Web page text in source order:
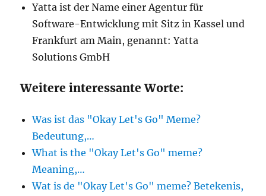
Yatta ist der Name einer Agentur für
Software-Entwicklung mit Sitz in Kassel und
Frankfurt am Main, genannt: Yatta
Solutions GmbH
Weitere interessante Worte:
Was ist das "Okay Let's Go" Meme?
Bedeutung,…
What is the "Okay Let's Go" meme?
Meaning,…
Wat is de "Okay Let's Go" meme? Betekenis,